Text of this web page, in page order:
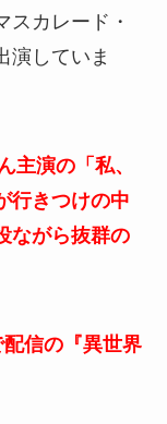
スカレード・
演していま
主演の「私、
行きつけの中
ながら抜群の
信の『異世界